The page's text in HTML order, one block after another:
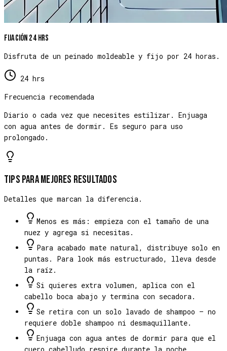
Fijación 24 hrs
Disfruta de un peinado moldeable y fijo por 24 horas.
24 hrs
Frecuencia recomendada
Diario o cada vez que necesites estilizar. Enjuaga
con agua antes de dormir. Es seguro para uso
prolongado.
Tips para mejores resultados
Detalles que marcan la diferencia.
Menos es más: empieza con el tamaño de una
nuez y agrega si necesitas.
Para acabado mate natural, distribuye solo en
puntas. Para look más estructurado, lleva desde
la raíz.
Si quieres extra volumen, aplica con el
cabello boca abajo y termina con secadora.
Se retira con un solo lavado de shampoo — no
requiere doble shampoo ni desmaquillante.
Enjuaga con agua antes de dormir para que el